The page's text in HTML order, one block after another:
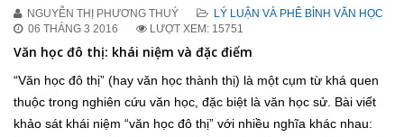
NGUYỄN THỊ PHƯƠNG THUÝ
LÝ LUẬN VÀ PHÊ BÌNH VĂN HỌC
06 THÁNG 3 2016
LƯỢT XEM: 15751
Văn học đô thị: khái niệm và đặc điểm
“Văn học đô thị” (hay văn học thành thị) là một cụm từ khá quen
thuộc trong nghiên cứu văn học, đặc biệt là văn học sử. Bài viết
khảo sát khái niệm “văn học đô thị” với nhiều nghĩa khác nhau: